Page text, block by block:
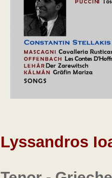
Lyssandros